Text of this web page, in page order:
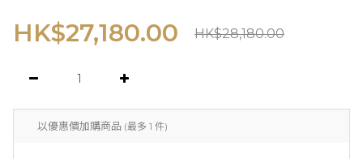
HK$27,180.00 HK$28,180.00
以優惠價加購商品 (最多 1 件)